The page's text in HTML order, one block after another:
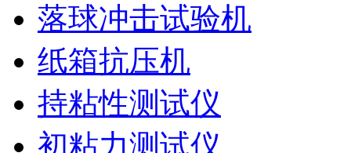
落球冲击试验机
纸箱抗压机
持粘性测试仪
初粘力测试仪